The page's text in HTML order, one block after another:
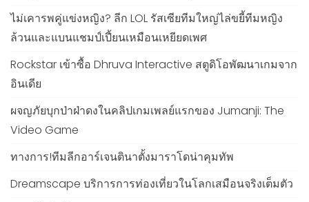
ไม่เคารพคู่แข่งหญิง? ลีก LOL รัสเซียทีมใหญ่ไล่ขยี้ทีมหญิง
ล้วนและแบนแชมป์เปี้ยนเหมือนเหยียดเพศ
Rockstar เข้าซื้อ Dhruva Interactive สตูดิโอพัฒนาเกมจาก
อินเดีย
ผจญภัยบุกป่าฝ่าดงในคลิปเกมเพลย์แรกของ Jumanji: The
Video Game
ทางการ!ทีมลีกอาร์เจนตินาตั้งมาราโดน่าคุมทัพ
Dreamscape บริการการท่องเที่ยวในโลกเสมือนจริงเต็มตัว